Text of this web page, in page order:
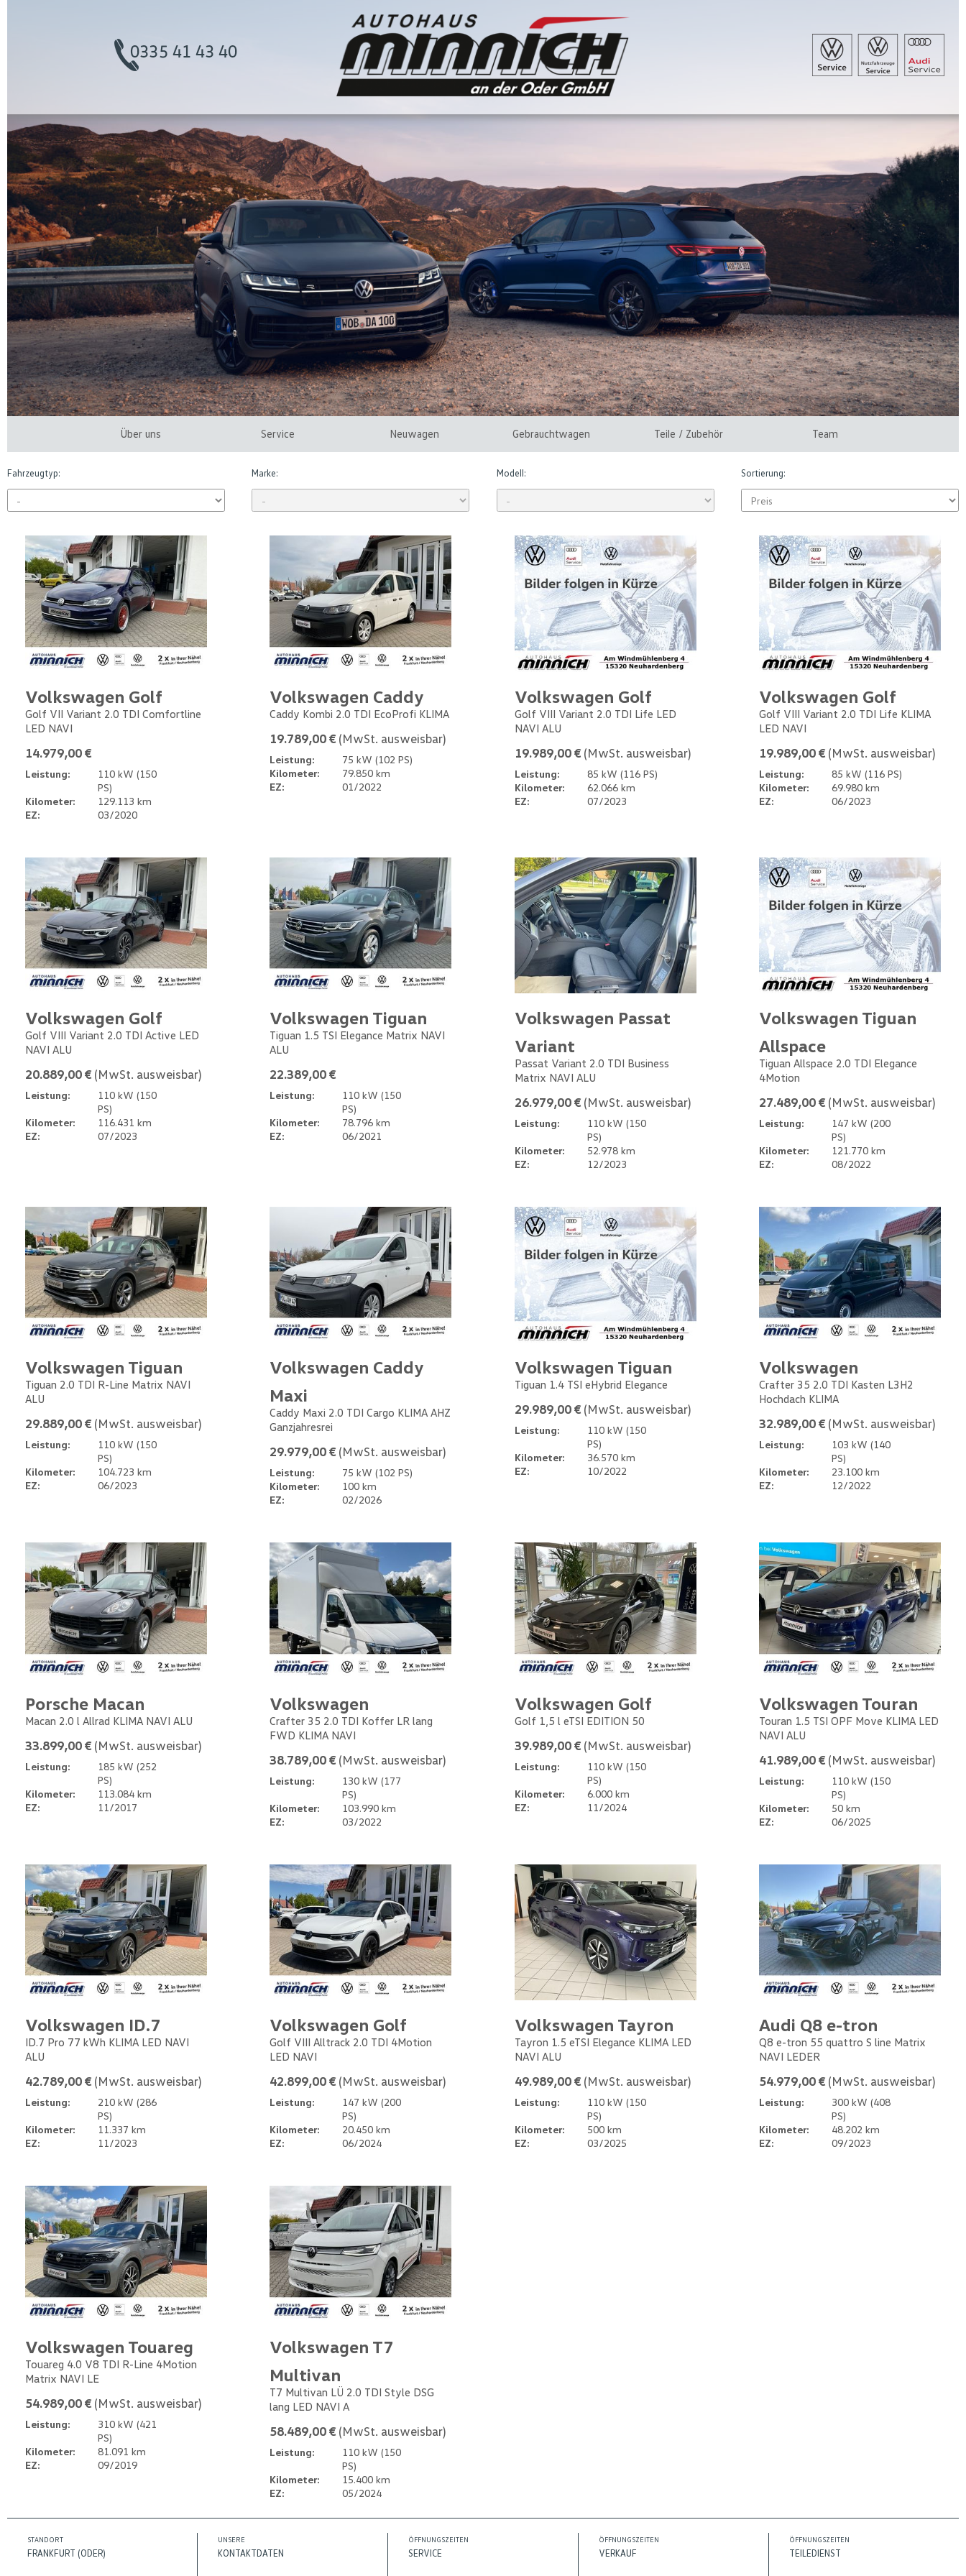
Über uns Service Neuwagen Gebrauchtwagen Teile / Zubehör Team
Fahrzeugtyp: Marke: Modell: Sortierung:
Volkswagen Golf
Golf VII Variant 2.0 TDI Comfortline
LED NAVI
14.979,00 €
Leistung:
110 kW (150
PS)
Kilometer:
129.113 km
EZ:
03/2020
Volkswagen Caddy
Caddy Kombi 2.0 TDI EcoProfi KLIMA
19.789,00 € (MwSt. ausweisbar)
Leistung:
75 kW (102 PS)
Kilometer:
79.850 km
EZ:
01/2022
Volkswagen Golf
Golf VIII Variant 2.0 TDI Life LED
NAVI ALU
19.989,00 € (MwSt. ausweisbar)
Leistung:
85 kW (116 PS)
Kilometer:
62.066 km
EZ:
07/2023
Volkswagen Golf
Golf VIII Variant 2.0 TDI Life KLIMA
LED NAVI
19.989,00 € (MwSt. ausweisbar)
Leistung:
85 kW (116 PS)
Kilometer:
69.980 km
EZ:
06/2023
Volkswagen Golf
Golf VIII Variant 2.0 TDI Active LED
NAVI ALU
20.889,00 € (MwSt. ausweisbar)
Leistung:
110 kW (150
PS)
Kilometer:
116.431 km
EZ:
07/2023
Volkswagen Tiguan
Tiguan 1.5 TSI Elegance Matrix NAVI
ALU
22.389,00 €
Leistung:
110 kW (150
PS)
Kilometer:
78.796 km
EZ:
06/2021
Volkswagen Passat
Variant
Passat Variant 2.0 TDI Business
Matrix NAVI ALU
26.979,00 € (MwSt. ausweisbar)
Leistung:
110 kW (150
PS)
Kilometer:
52.978 km
EZ:
12/2023
Volkswagen Tiguan
Allspace
Tiguan Allspace 2.0 TDI Elegance
4Motion
27.489,00 € (MwSt. ausweisbar)
Leistung:
147 kW (200
PS)
Kilometer:
121.770 km
EZ:
08/2022
Volkswagen Tiguan
Tiguan 2.0 TDI R-Line Matrix NAVI
ALU
29.889,00 € (MwSt. ausweisbar)
Leistung:
110 kW (150
PS)
Kilometer:
104.723 km
EZ:
06/2023
Volkswagen Caddy
Maxi
Caddy Maxi 2.0 TDI Cargo KLIMA AHZ
Ganzjahresrei
29.979,00 € (MwSt. ausweisbar)
Leistung:
75 kW (102 PS)
Kilometer:
100 km
EZ:
02/2026
Volkswagen Tiguan
Tiguan 1.4 TSI eHybrid Elegance
29.989,00 € (MwSt. ausweisbar)
Leistung:
110 kW (150
PS)
Kilometer:
36.570 km
EZ:
10/2022
Volkswagen
Crafter 35 2.0 TDI Kasten L3H2
Hochdach KLIMA
32.989,00 € (MwSt. ausweisbar)
Leistung:
103 kW (140
PS)
Kilometer:
23.100 km
EZ:
12/2022
Porsche Macan
Macan 2.0 l Allrad KLIMA NAVI ALU
33.899,00 € (MwSt. ausweisbar)
Leistung:
185 kW (252
PS)
Kilometer:
113.084 km
EZ:
11/2017
Volkswagen
Crafter 35 2.0 TDI Koffer LR lang
FWD KLIMA NAVI
38.789,00 € (MwSt. ausweisbar)
Leistung:
130 kW (177
PS)
Kilometer:
103.990 km
EZ:
03/2022
Volkswagen Golf
Golf 1,5 l eTSI EDITION 50
39.989,00 € (MwSt. ausweisbar)
Leistung:
110 kW (150
PS)
Kilometer:
6.000 km
EZ:
11/2024
Volkswagen Touran
Touran 1.5 TSI OPF Move KLIMA LED
NAVI ALU
41.989,00 € (MwSt. ausweisbar)
Leistung:
110 kW (150
PS)
Kilometer:
50 km
EZ:
06/2025
Volkswagen ID.7
ID.7 Pro 77 kWh KLIMA LED NAVI
ALU
42.789,00 € (MwSt. ausweisbar)
Leistung:
210 kW (286
PS)
Kilometer:
11.337 km
EZ:
11/2023
Volkswagen Golf
Golf VIII Alltrack 2.0 TDI 4Motion
LED NAVI
42.899,00 € (MwSt. ausweisbar)
Leistung:
147 kW (200
PS)
Kilometer:
20.450 km
EZ:
06/2024
Volkswagen Tayron
Tayron 1.5 eTSI Elegance KLIMA LED
NAVI ALU
49.989,00 € (MwSt. ausweisbar)
Leistung:
110 kW (150
PS)
Kilometer:
500 km
EZ:
03/2025
Audi Q8 e-tron
Q8 e-tron 55 quattro S line Matrix
NAVI LEDER
54.979,00 € (MwSt. ausweisbar)
Leistung:
300 kW (408
PS)
Kilometer:
48.202 km
EZ:
09/2023
Volkswagen Touareg
Touareg 4.0 V8 TDI R-Line 4Motion
Matrix NAVI LE
54.989,00 € (MwSt. ausweisbar)
Leistung:
310 kW (421
PS)
Kilometer:
81.091 km
EZ:
09/2019
Volkswagen T7
Multivan
T7 Multivan LÜ 2.0 TDI Style DSG
lang LED NAVI A
58.489,00 € (MwSt. ausweisbar)
Leistung:
110 kW (150
PS)
Kilometer:
15.400 km
EZ:
05/2024
STANDORT
FRANKFURT (ODER)
UNSERE
KONTAKTDATEN
ÖFFNUNGSZEITEN
SERVICE
ÖFFNUNGSZEITEN
VERKAUF
ÖFFNUNGSZEITEN
TEILEDIENST